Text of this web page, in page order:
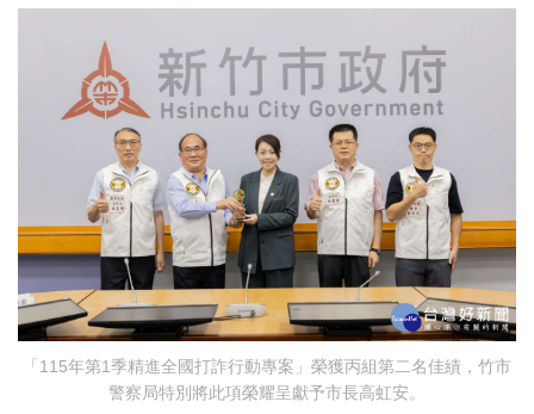
「115年第1季精進全國打詐行動專案」榮獲丙組第二名佳績，竹市
警察局特別將此項榮耀呈獻予市長高虹安。